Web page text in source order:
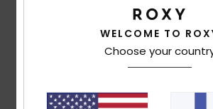
Shipping & Returns
Customer Reviews
WELCOME TO
Choose your